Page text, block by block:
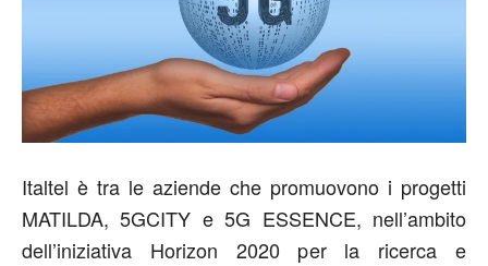
Italtel è tra le aziende che promuovono i progetti
MATILDA, 5GCITY e 5G ESSENCE, nell’ambito
dell’iniziativa Horizon 2020 per la ricerca e